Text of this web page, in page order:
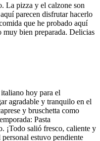
La pizza y el calzone son
parecen disfrutar hacerlo
que he probado aquí
muy bien preparada. Delicias
hoy para el
agradable y tranquilo en el
y bruschetta como
Pasta
¡Todo salió fresco, caliente y
estuvo pendiente